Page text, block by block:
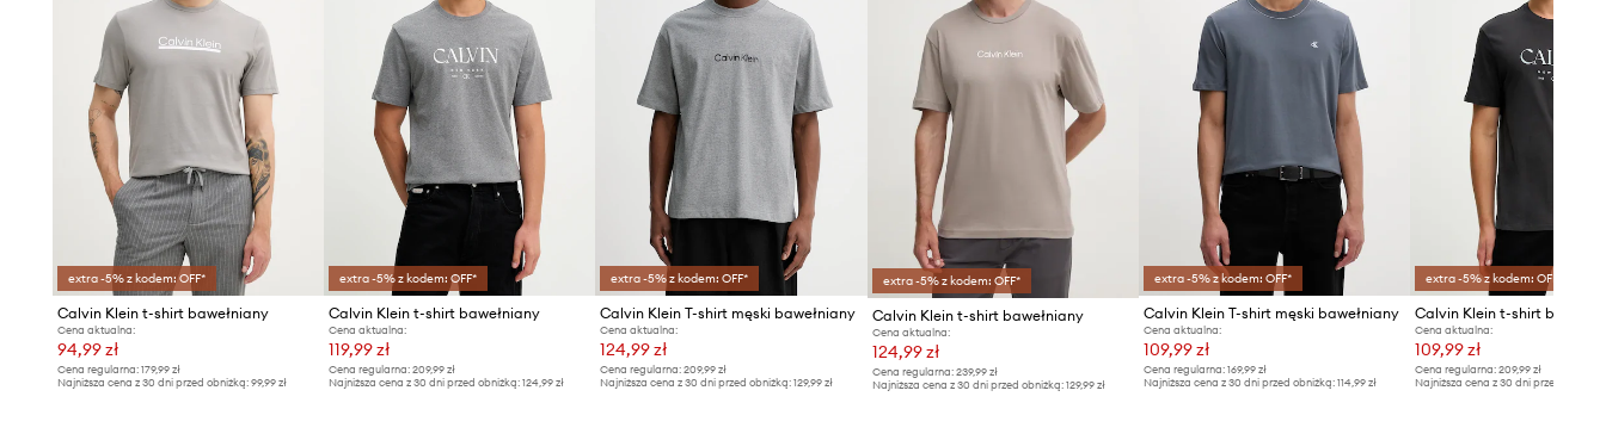
extra -5% z kodem: OFF*
Calvin Klein t-shirt bawełniany
Cena aktualna:
94,99 zł
Cena regularna: 179,99 zł
Najniższa cena z 30 dni przed obniżką: 99,99 zł
extra -5% z kodem: OFF*
Calvin Klein t-shirt bawełniany
Cena aktualna:
119,99 zł
Cena regularna:209,99 zł
Najniższa cena z 30 dni przed obniżką:124,99 zł
extra -5% z kodem: OFF*
Calvin Klein T-shirt męski bawełniany
Cena aktualna:
124,99 zł
Cena regularna: 209,99 zł
Najniższa cena z 30 dni przed obniżką: 129,99 zł
extra -5% z kodem: OFF*
Calvin Klein t-shirt bawełniany
Cena aktualna:
124,99 zł
Cena regularna: 239,99 zł
Najniższa cena z 30 dni przed obniżką: 129,99 zł
extra -5% z kodem: OFF*
Calvin Klein T-shirt męski bawełniany
Cena aktualna:
109,99 zł
Cena regularna:169,99 zł
Najniższa cena z 30 dni przed obniżką:114,99 zł
extra -5% z kodem: OFF*
Calvin Klein t-shirt
Cena aktualna:
109,99 zł
Cena regularna: 209,99 zł
Najniższa cena z 30 dni przed obniżką: